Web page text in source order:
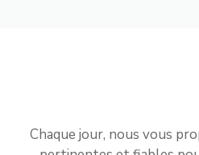
Chaque jour, nous vous